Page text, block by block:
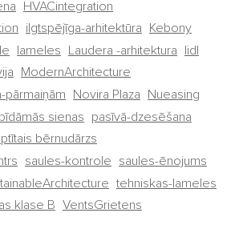
HVACintegration
ilgtspējīga-arhitektūra Kebony
lameles Laudera -arhitektura lidl
ModernArchitecture
pārmaiņām Novira Plaza Nueasing
sienas pasīvā-dzesēšana
bērnudārzs
saules-kontrole saules-ēnojums
tehniskas-lameles
klase B VentsGrietens